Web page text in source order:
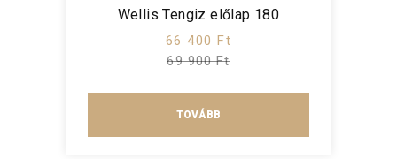
Wellis Tengiz előlap 180
66 400 Ft
69 900 Ft
TOVÁBB